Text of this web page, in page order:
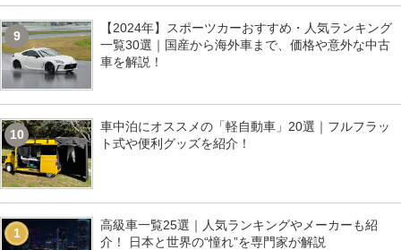
9
【2024年】スポーツカーおすすめ・人気ランキング
一覧30選｜国産から海外車まで、価格や意外な中古
車を解説！
10
車中泊にオススメの「軽自動車」20選｜フルフラッ
ト式や便利グッズを紹介！
1
高級車一覧25選｜人気ランキングやメーカーも紹
介！ 日本と世界の“憧れ”を専門家が解説